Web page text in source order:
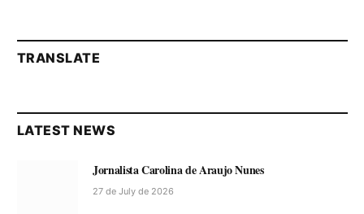
TRANSLATE
LATEST NEWS
Jornalista Carolina de Araujo Nunes
27 de July de 2026